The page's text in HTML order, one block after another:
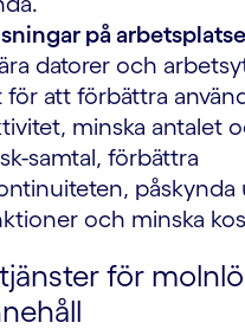
på
datorer och
att förbättra
minska antalet
samtal, förbättra
påskynda
och minska
för